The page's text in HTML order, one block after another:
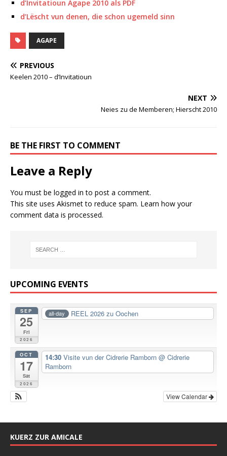
d’Invitatioun Agape 2010 als PDF
d’Lëscht vun denen, die schon ugemeld sinn
AGAPE
PREVIOUS
Keelen 2010 – d’Invitatioun
NEXT
Neies zu de Memberen; Hierscht 2010
BE THE FIRST TO COMMENT
Leave a Reply
You must be logged in to post a comment.
This site uses Akismet to reduce spam. Learn how your
comment data is processed.
UPCOMING EVENTS
SEP
25
Fri
2026
all-day REEL 2026 zu Oochen
OCT
17
Sat
2026
14:30 Visite vun der Cidrerie Ramborn @ Cidrerie
Ramborn
View Calendar
KUERZ ZUR AMICALE